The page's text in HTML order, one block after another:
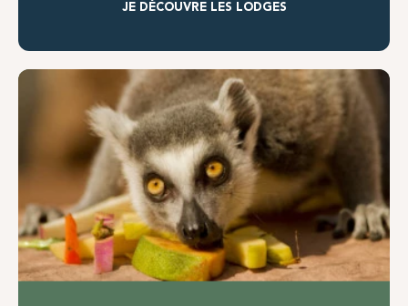
JE DÉCOUVRE LES LODGES